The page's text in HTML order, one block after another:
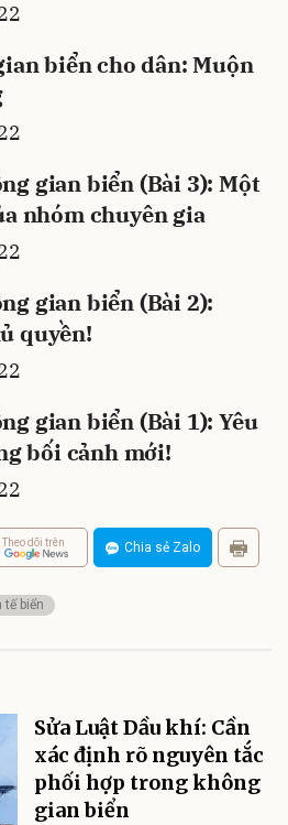
biển cho dân: Muộn
gian biển (Bài 3): Một
nhóm chuyên gia
gian biển (Bài 2):
quyền!
gian biển (Bài 1): Yêu
bối cảnh mới!
Theo dõi trên Chia sẻ Zalo
tế biển
Sửa Luật Dầu khí: Cần
xác định rõ nguyên tắc
phối hợp trong không
gian biển